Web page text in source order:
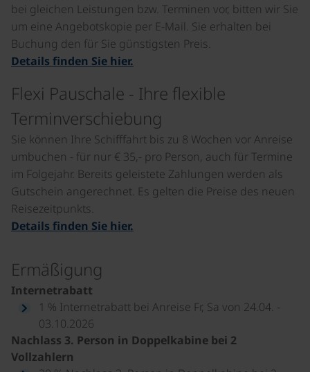
bei gleichen Leistungen bzw. Terminen vor, bitten wir Sie
um eine Angebotskopie per E-Mail. Sie erhalten bei
Buchung den für Sie günstigsten Preis.
Details finden Sie hier.
Flexi Pauschale - Ihre flexible
Terminverschiebung
Sie können Ihre Schifffahrt bis zu 8 Wochen vor Anreise
umbuchen - für nur € 35,- pro Person, auch für Termine
im Folgejahr. Bereits geleistete Zahlungen werden als
Gutschein angerechnet. Es gelten die Preise des neuen
Reisezeitpunkts.
Details finden Sie hier.
Ermäßigung
Internetrabatt
1 % Internetrabatt bei Anreise Fr, Sa von 24.04. -
03.10.2026
Nachlass 3. Person in Doppelkabine bei 2
Vollzahlern